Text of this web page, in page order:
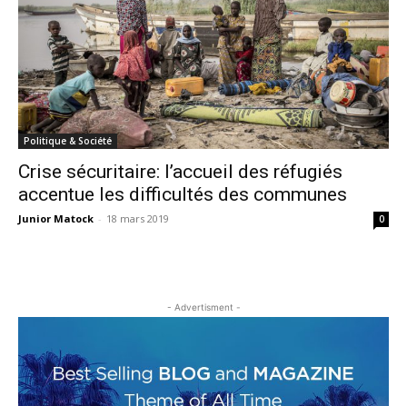
Politique & Société
Crise sécuritaire: l’accueil des réfugiés
accentue les difficultés des communes
Junior Matock - 18 mars 2019 0
- Advertisment -